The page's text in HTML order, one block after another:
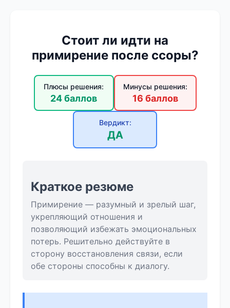
Стоит ли идти на
примирение после ссоры?
Плюсы решения:
24 баллов
Минусы решения:
16 баллов
Вердикт:
ДА
Краткое резюме
Примирение — разумный и зрелый шаг,
укрепляющий отношения и
позволяющий избежать эмоциональных
потерь. Решительно действуйте в
сторону восстановления связи, если
обе стороны способны к диалогу.